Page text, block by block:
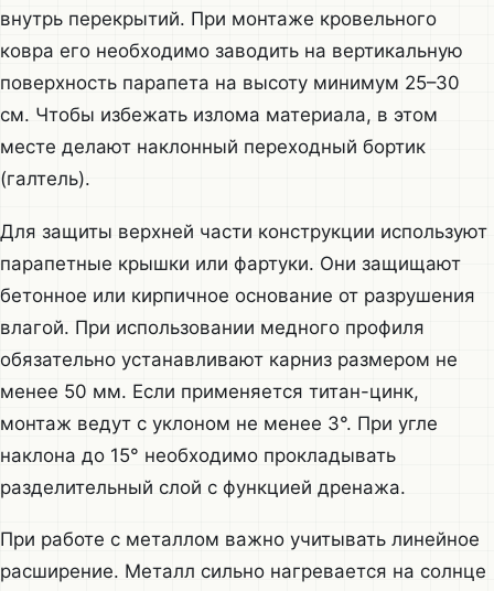
внутрь перекрытий. При монтаже кровельного
ковра его необходимо заводить на вертикальную
поверхность парапета на высоту минимум 25–30
см. Чтобы избежать излома материала, в этом
месте делают наклонный переходный бортик
(галтель).
Для защиты верхней части конструкции используют
парапетные крышки или фартуки. Они защищают
бетонное или кирпичное основание от разрушения
влагой. При использовании медного профиля
обязательно устанавливают карниз размером не
менее 50 мм. Если применяется титан-цинк,
монтаж ведут с уклоном не менее 3°. При угле
наклона до 15° необходимо прокладывать
разделительный слой с функцией дренажа.
При работе с металлом важно учитывать линейное
расширение. Металл сильно нагревается на солнце